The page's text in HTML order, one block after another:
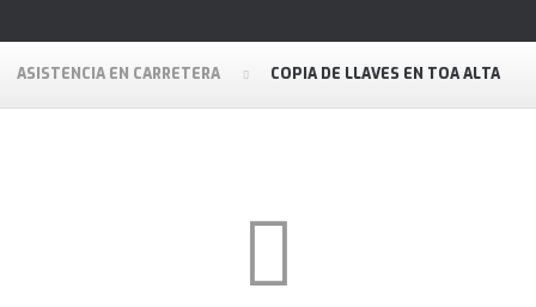
ASISTENCIA EN CARRETERA COPIA DE LLAVES EN TOA ALTA